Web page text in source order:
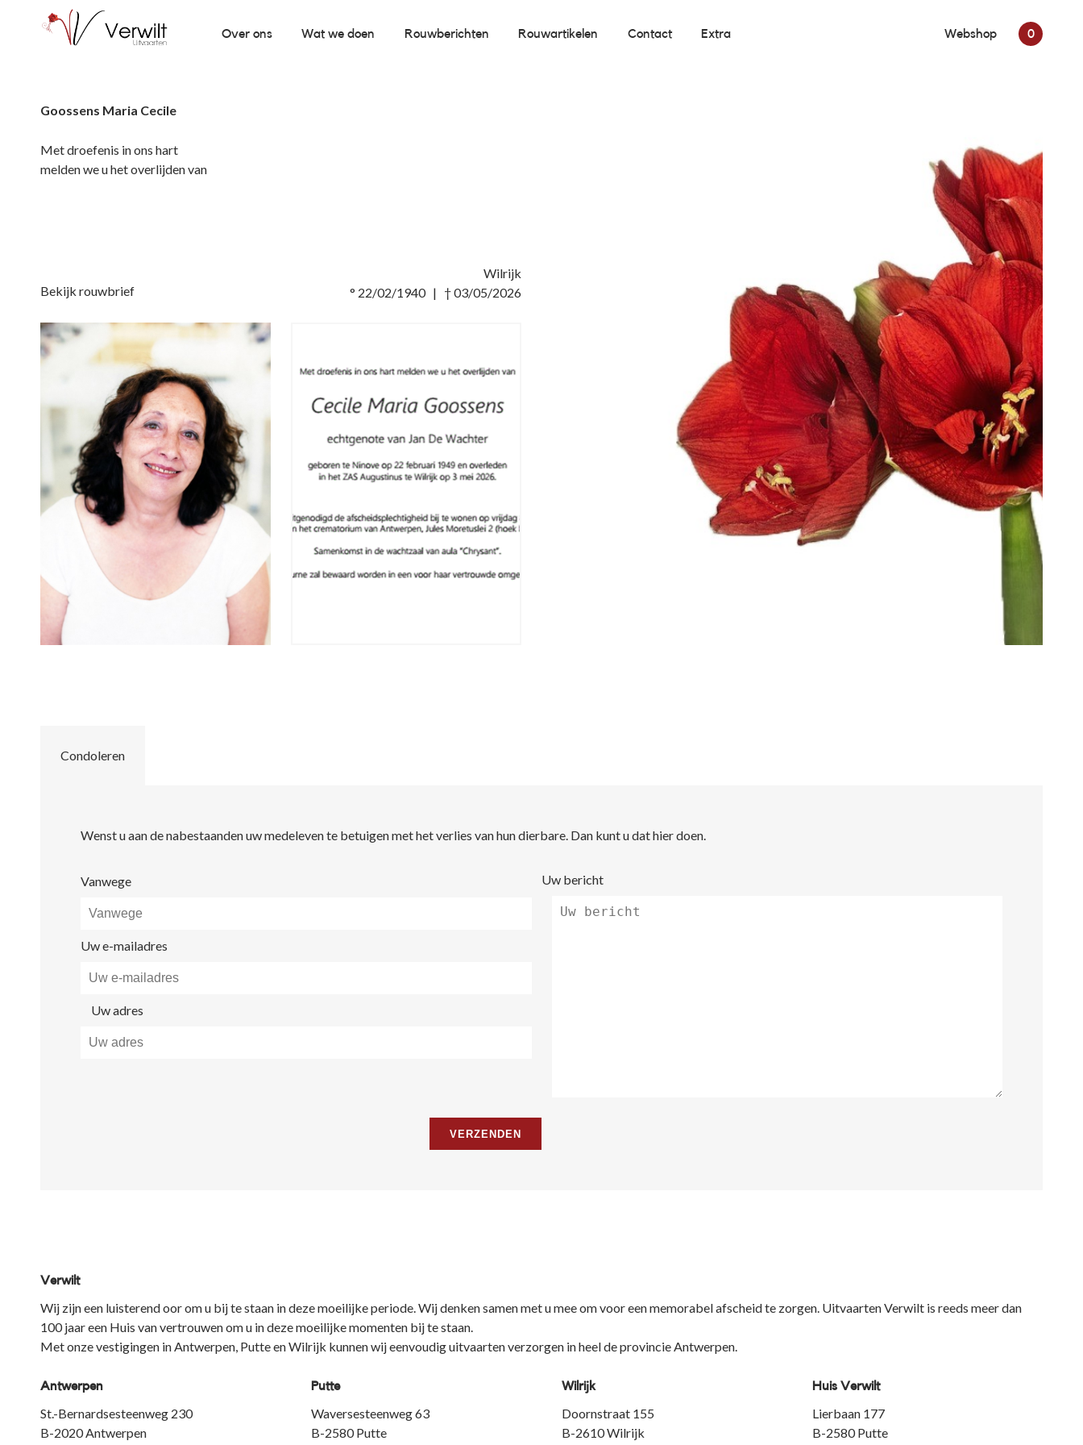
Over ons Wat we doen Rouwberichten Rouwartikelen Contact Extra Webshop 0
Goossens Maria Cecile
Met droefenis in ons hart
melden we u het overlijden van
Wilrijk
° 22/02/1940 | † 03/05/2026
Bekijk rouwbrief
Condoleren
Wenst u aan de nabestaanden uw medeleven te betuigen met het verlies van hun dierbare. Dan kunt u dat hier doen.
Vanwege
Uw e-mailadres
Uw adres
Uw bericht
Verwilt
Wij zijn een luisterend oor om u bij te staan in deze moeilijke periode. Wij denken samen met u mee om voor een memorabel afscheid te zorgen. Uitvaarten Verwilt is reeds meer dan
100 jaar een Huis van vertrouwen om u in deze moeilijke momenten bij te staan.
Met onze vestigingen in Antwerpen, Putte en Wilrijk kunnen wij eenvoudig uitvaarten verzorgen in heel de provincie Antwerpen.
Antwerpen
St.-Bernardsesteenweg 230
B-2020 Antwerpen
Putte
Waversesteenweg 63
B-2580 Putte
Wilrijk
Doornstraat 155
B-2610 Wilrijk
Huis Verwilt
Lierbaan 177
B-2580 Putte